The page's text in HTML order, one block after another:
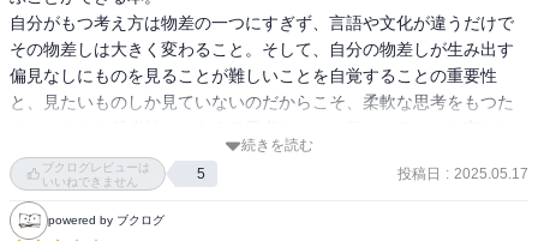
ムブティという人たちは獲物をとったら分配するが、このとき獲物
を獲得した人が権威化しないように成果をディスってから、分配す
る。
トゥルカナの人たちは、とにかくクレクレ攻撃する。もらう側に主
こんな風に、与え手の権威化を回避する風習がある。当事者ではそ
の時々の贈与だが、文化人類学者という第三者の視点からは、時間
差の交換とも解釈可能。
自分がもつ考え方は物差の一つにすぎず、言語や文化が違うだけで
その物差しは大きく変わること。そして、自分の物差しが生み出す
偏見なしにものを見ることが難しいことを自覚することの重要性
と、見たいものしか見ていないのだからこそ、柔軟な思考をもつた
いようすることの大切さを学ぶことができた。
続きを読む
ブクログレビューは
いいねできません
5 投稿日 : 2025.05.17
powered by ブクログ